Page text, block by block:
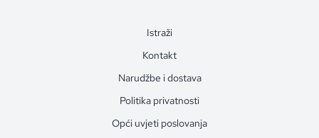
Istraži
Kontakt
Narudžbe i dostava
Politika privatnosti
Opći uvjeti poslovanja